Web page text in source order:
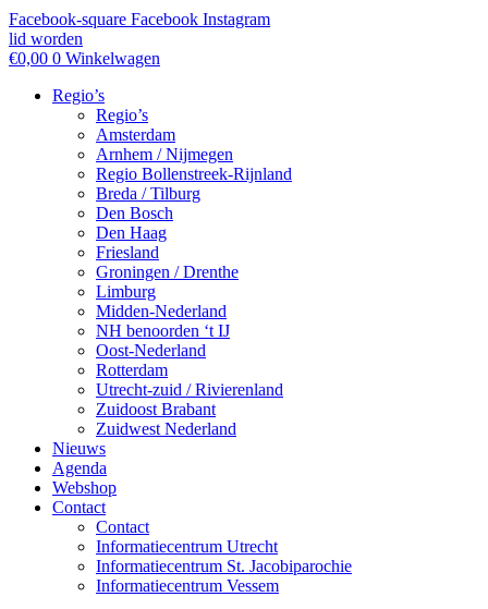
Facebook-square Facebook Instagram
lid worden
€0,00 0 Winkelwagen
Regio’s
Regio’s
Amsterdam
Arnhem / Nijmegen
Regio Bollenstreek-Rijnland
Breda / Tilburg
Den Bosch
Den Haag
Friesland
Groningen / Drenthe
Limburg
Midden-Nederland
NH benoorden ‘t IJ
Oost-Nederland
Rotterdam
Utrecht-zuid / Rivierenland
Zuidoost Brabant
Zuidwest Nederland
Nieuws
Agenda
Webshop
Contact
Contact
Informatiecentrum Utrecht
Informatiecentrum St. Jacobiparochie
Informatiecentrum Vessem